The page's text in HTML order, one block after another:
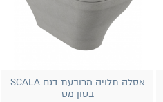
אסלה תלויה מרובעת דגם SCALA
בטון מט